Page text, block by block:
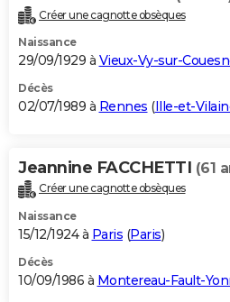
Créer une cagnotte obsèques
Naissance
29/09/1929 à Vieux-Vy-sur-
Décès
02/07/1989 à Rennes (Ille-et-
Jeannine FACCHETTI (61
Créer une cagnotte obsèques
Naissance
15/12/1924 à Paris (Paris)
Décès
10/09/1986 à Montereau-Fault-